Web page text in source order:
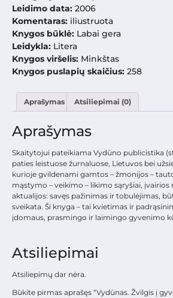
Leidimo data: 2006
Komentaras: iliustruota
Knygos būklė: Labai gera
Leidykla: Litera
Knygos viršelis: Minkštas
Knygos puslapių skaičius: 258
Aprašymas Atsiliepimai (0)
Aprašymas
Skaitytojui pateikiama Vydūno publicistika
paties leistuose žurnaluose, Lietuvos bei
kurioje gvildenami gamtos – žmonijos –
mąstymo – veikimo – likimo sąryšiai,
aktualijos: savęs pažinimas ir tobulėjimas,
sveikata. Ši knyga – tai kvietimas ir
įdomaus, prasmingo ir laimingo gyvenimo
Atsiliepimai
Atsiliepimų dar nėra.
Būkite pirmas aprašęs “Vydūnas. Žvilgis į